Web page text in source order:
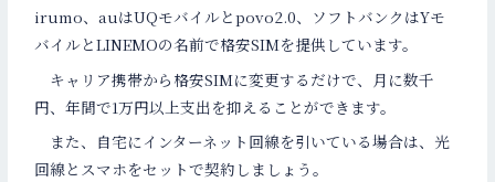
irumo、auはUQモバイルとpovo2.0、ソフトバンクはYモ
バイルとLINEMOの名前で格安SIMを提供しています。
キャリア携帯から格安SIMに変更するだけで、月に数千
円、年間で1万円以上支出を抑えることができます。
また、自宅にインターネット回線を引いている場合は、光
回線とスマホをセットで契約しましょう。